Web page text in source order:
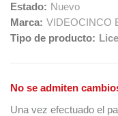
Estado: Nuevo
Marca: VIDEOCINCO
Tipo de producto:
No se admiten
Una vez efectuado el